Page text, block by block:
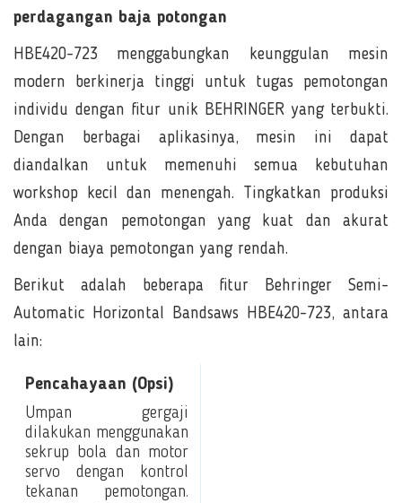
perdagangan baja potongan
HBE420-723 menggabungkan keunggulan mesin
modern berkinerja tinggi untuk tugas pemotongan
individu dengan fitur unik BEHRINGER yang terbukti.
Dengan berbagai aplikasinya, mesin ini dapat
diandalkan untuk memenuhi semua kebutuhan
workshop kecil dan menengah. Tingkatkan produksi
Anda dengan pemotongan yang kuat dan akurat
dengan biaya pemotongan yang rendah.
Berikut adalah beberapa fitur Behringer Semi-
Automatic Horizontal Bandsaws HBE420-723, antara
lain:
Pencahayaan (Opsi)
Umpan gergaji
dilakukan menggunakan
sekrup bola dan motor
servo dengan kontrol
tekanan pemotongan.